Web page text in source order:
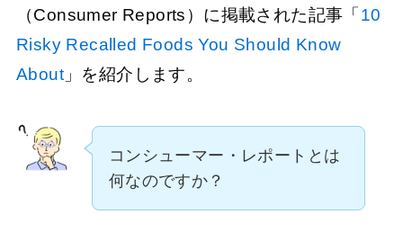
（Consumer Reports）に掲載された記事「10
Risky Recalled Foods You Should Know
About」を紹介します。
コンシューマー・レポートとは
何なのですか？